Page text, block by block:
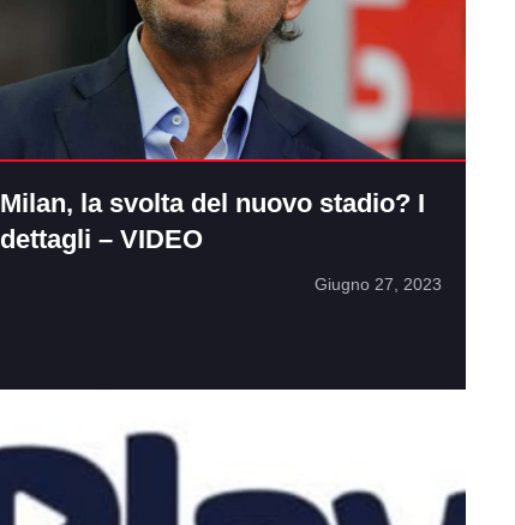
Milan, la svolta del nuovo stadio? I
dettagli – VIDEO
Giugno 27, 2023